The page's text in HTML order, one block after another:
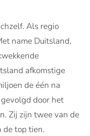
Als regio
name Duitsland,
afkomstige
de één na
door het
Zij zijn twee van de
de top tien.